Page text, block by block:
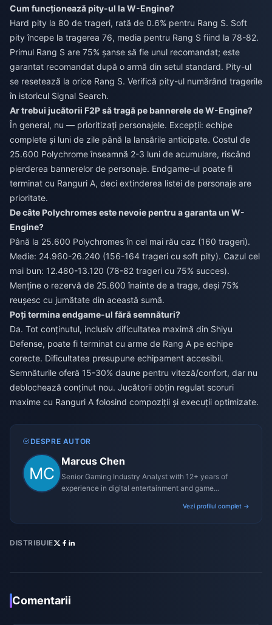
Cum funcționează pity-ul la W-Engine?
Hard pity la 80 de trageri, rată de 0.6% pentru Rang S. Soft
pity începe la tragerea 76, media pentru Rang S fiind la 78-82.
Primul Rang S are 75% șanse să fie unul recomandat; este
garantat recomandat după o armă din setul standard. Pity-ul
se resetează la orice Rang S. Verifică pity-ul numărând tragerile
în istoricul Signal Search.
Ar trebui jucătorii F2P să tragă pe bannerele de W-Engine?
În general, nu — prioritizați personajele. Excepții: echipe
complete și luni de zile până la lansările anticipate. Costul de
25.600 Polychrome înseamnă 2-3 luni de acumulare, riscând
pierderea bannerelor de personaje. Endgame-ul poate fi
terminat cu Ranguri A, deci extinderea listei de personaje are
prioritate.
De câte Polychromes este nevoie pentru a garanta un W-
Engine?
Până la 25.600 Polychromes în cel mai rău caz (160 trageri).
Medie: 24.960-26.240 (156-164 trageri cu soft pity). Cazul cel
mai bun: 12.480-13.120 (78-82 trageri cu 75% succes).
Menține o rezervă de 25.600 înainte de a trage, deși 75%
reușesc cu jumătate din această sumă.
Poți termina endgame-ul fără semnături?
Da. Tot conținutul, inclusiv dificultatea maximă din Shiyu
Defense, poate fi terminat cu arme de Rang A pe echipe
corecte. Dificultatea presupune echipament accesibil.
Semnăturile oferă 15-30% daune pentru viteză/confort, dar nu
deblochează conținut nou. Jucătorii obțin regulat scoruri
maxime cu Ranguri A folosind compoziții și execuții optimizate.
DESPRE AUTOR
Marcus Chen
Senior Gaming Industry Analyst with 12+ years of
experience in digital entertainment and game
Vezi profilul complet →
DISTRIBUIE
Comentarii